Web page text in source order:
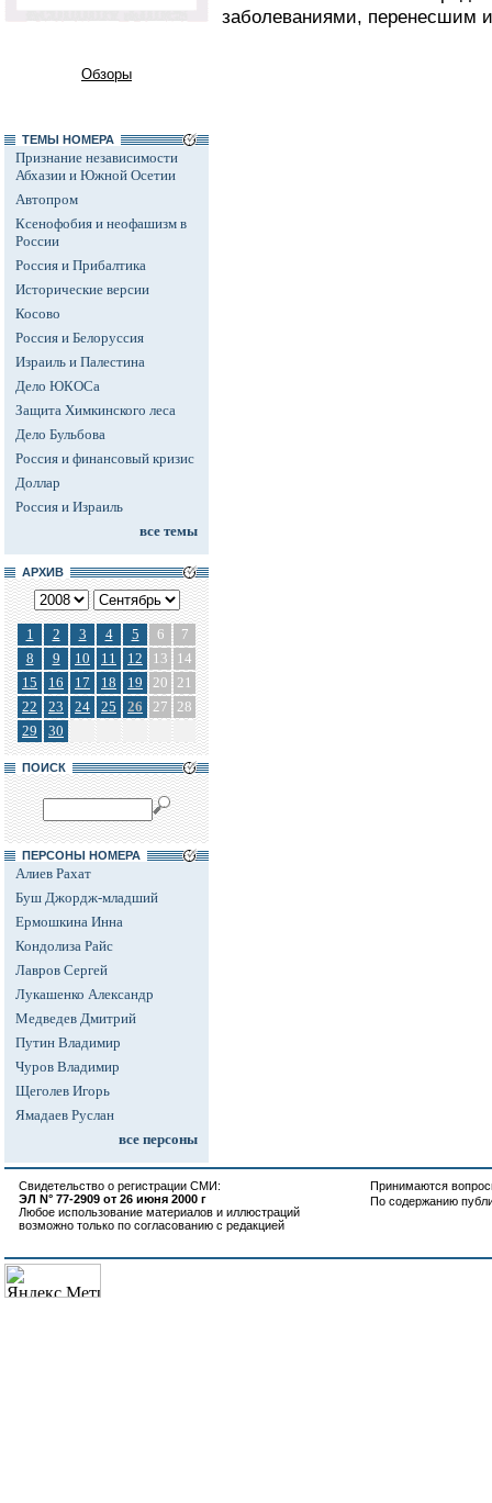
Обзоры
ТЕМЫ НОМЕРА
Признание независимости
Абхазии и Южной Осетии
Автопром
Ксенофобия и неофашизм в
России
Россия и Прибалтика
Исторические версии
Косово
Россия и Белоруссия
Израиль и Палестина
Дело ЮКОСа
Защита Химкинского леса
Дело Бульбова
Россия и финансовый кризис
Доллар
Россия и Израиль
все темы
АРХИВ
1 2 3 4 5 6
7
8
9 10 11 12 13
14
15
16 17 18 19 20 21
22
23 24 25 26 27 28
29
30
ПОИСК
ПЕРСОНЫ НОМЕРА
Алиев Рахат
Буш Джордж-младший
Ермошкина Инна
Кондолиза Райс
Лавров Сергей
Лукашенко Александр
Медведев Дмитрий
Путин Владимир
Чуров Владимир
Щеголев Игорь
Ямадаев Руслан
все персоны
заболеваниями, перенесшим
Свидетельство о регистрации СМИ:
ЭЛ N° 77-2909 от 26 июня 2000 г
Любое использование материалов и иллюстраций
возможно только по согласованию с редакцией
Принимаются
По содержанию